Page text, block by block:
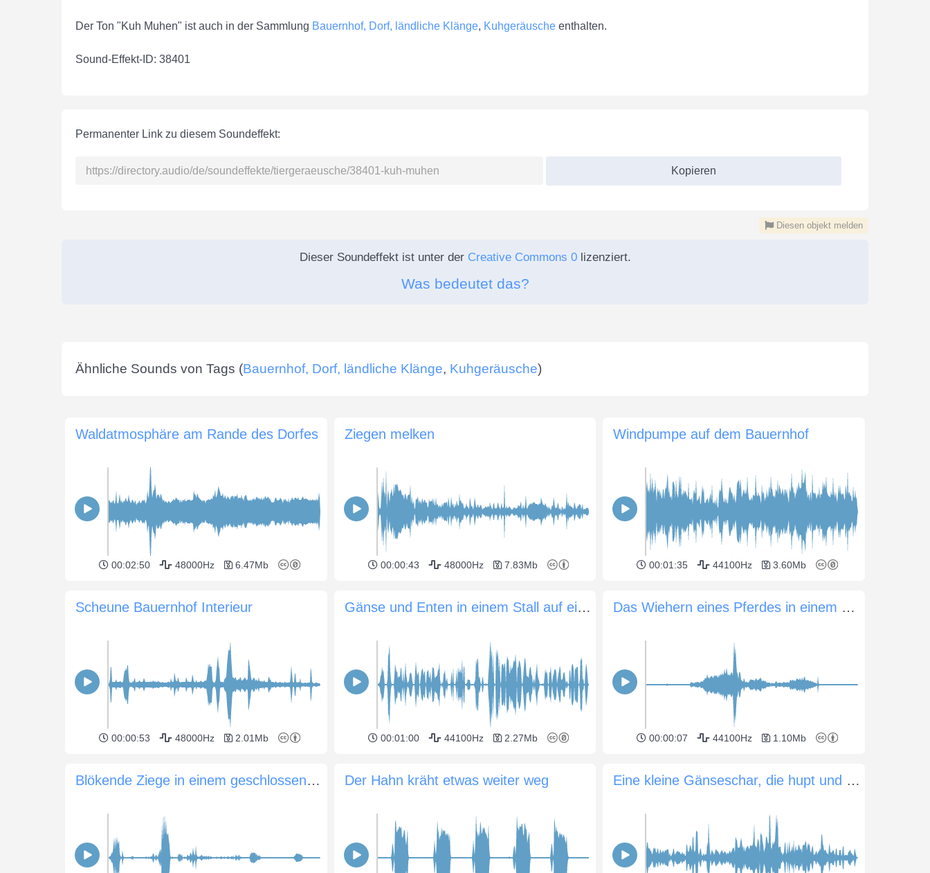
Der Ton "Kuh Muhen" ist auch in der Sammlung Bauernhof, Dorf, ländliche Klänge, Kuhgeräusche enthalten.
Sound-Effekt-ID: 38401
Permanenter Link zu diesem Soundeffekt:
Kopieren
Diesen objekt melden
Dieser Soundeffekt ist unter der Creative Commons 0lizenziert.
Was bedeutet das?
Ähnliche Sounds von Tags (Bauernhof, Dorf, ländliche Klänge, Kuhgeräusche)
Waldatmosphäre am Rande des Dorfes
00:02:50 48000Hz 6.47Mb
Ziegen melken
00:00:43 48000Hz 7.83Mb
Windpumpe auf dem Bauernhof
00:01:35 44100Hz 3.60Mb
Scheune Bauernhof Interieur
00:00:53 48000Hz 2.01Mb
Gänse und Enten in einem Stall auf einem Bauernhof
00:01:00 44100Hz 2.27Mb
Das Wiehern eines Pferdes in einem Stall
00:00:07 44100Hz 1.10Mb
Blökende Ziege in einem geschlossenen Raum Der Hahn kräht etwas weiter weg Eine kleine Gänseschar, die hupt und faucht